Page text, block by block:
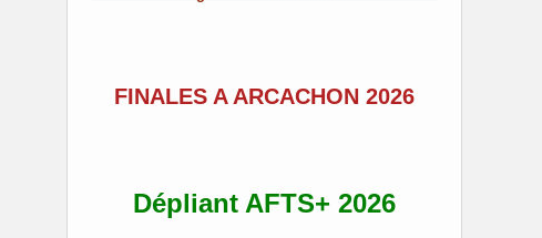
FINALES A ARCACHON 2026
Dépliant AFTS+ 2026